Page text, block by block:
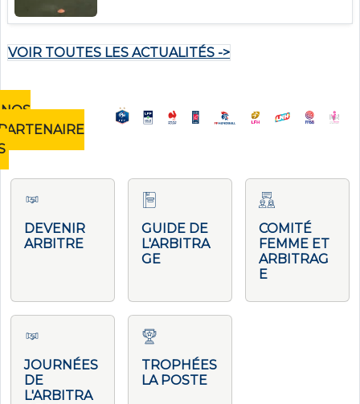
VOIR TOUTES LES ACTUALITÉS ->
NOS
DEVENIR
ARBITRE
GUIDE DE
L'ARBITRA
GE
COMITÉ
FEMME ET
ARBITRAG
E
JOURNÉES
DE
L'ARBITRA
TROPHÉES
LA POSTE